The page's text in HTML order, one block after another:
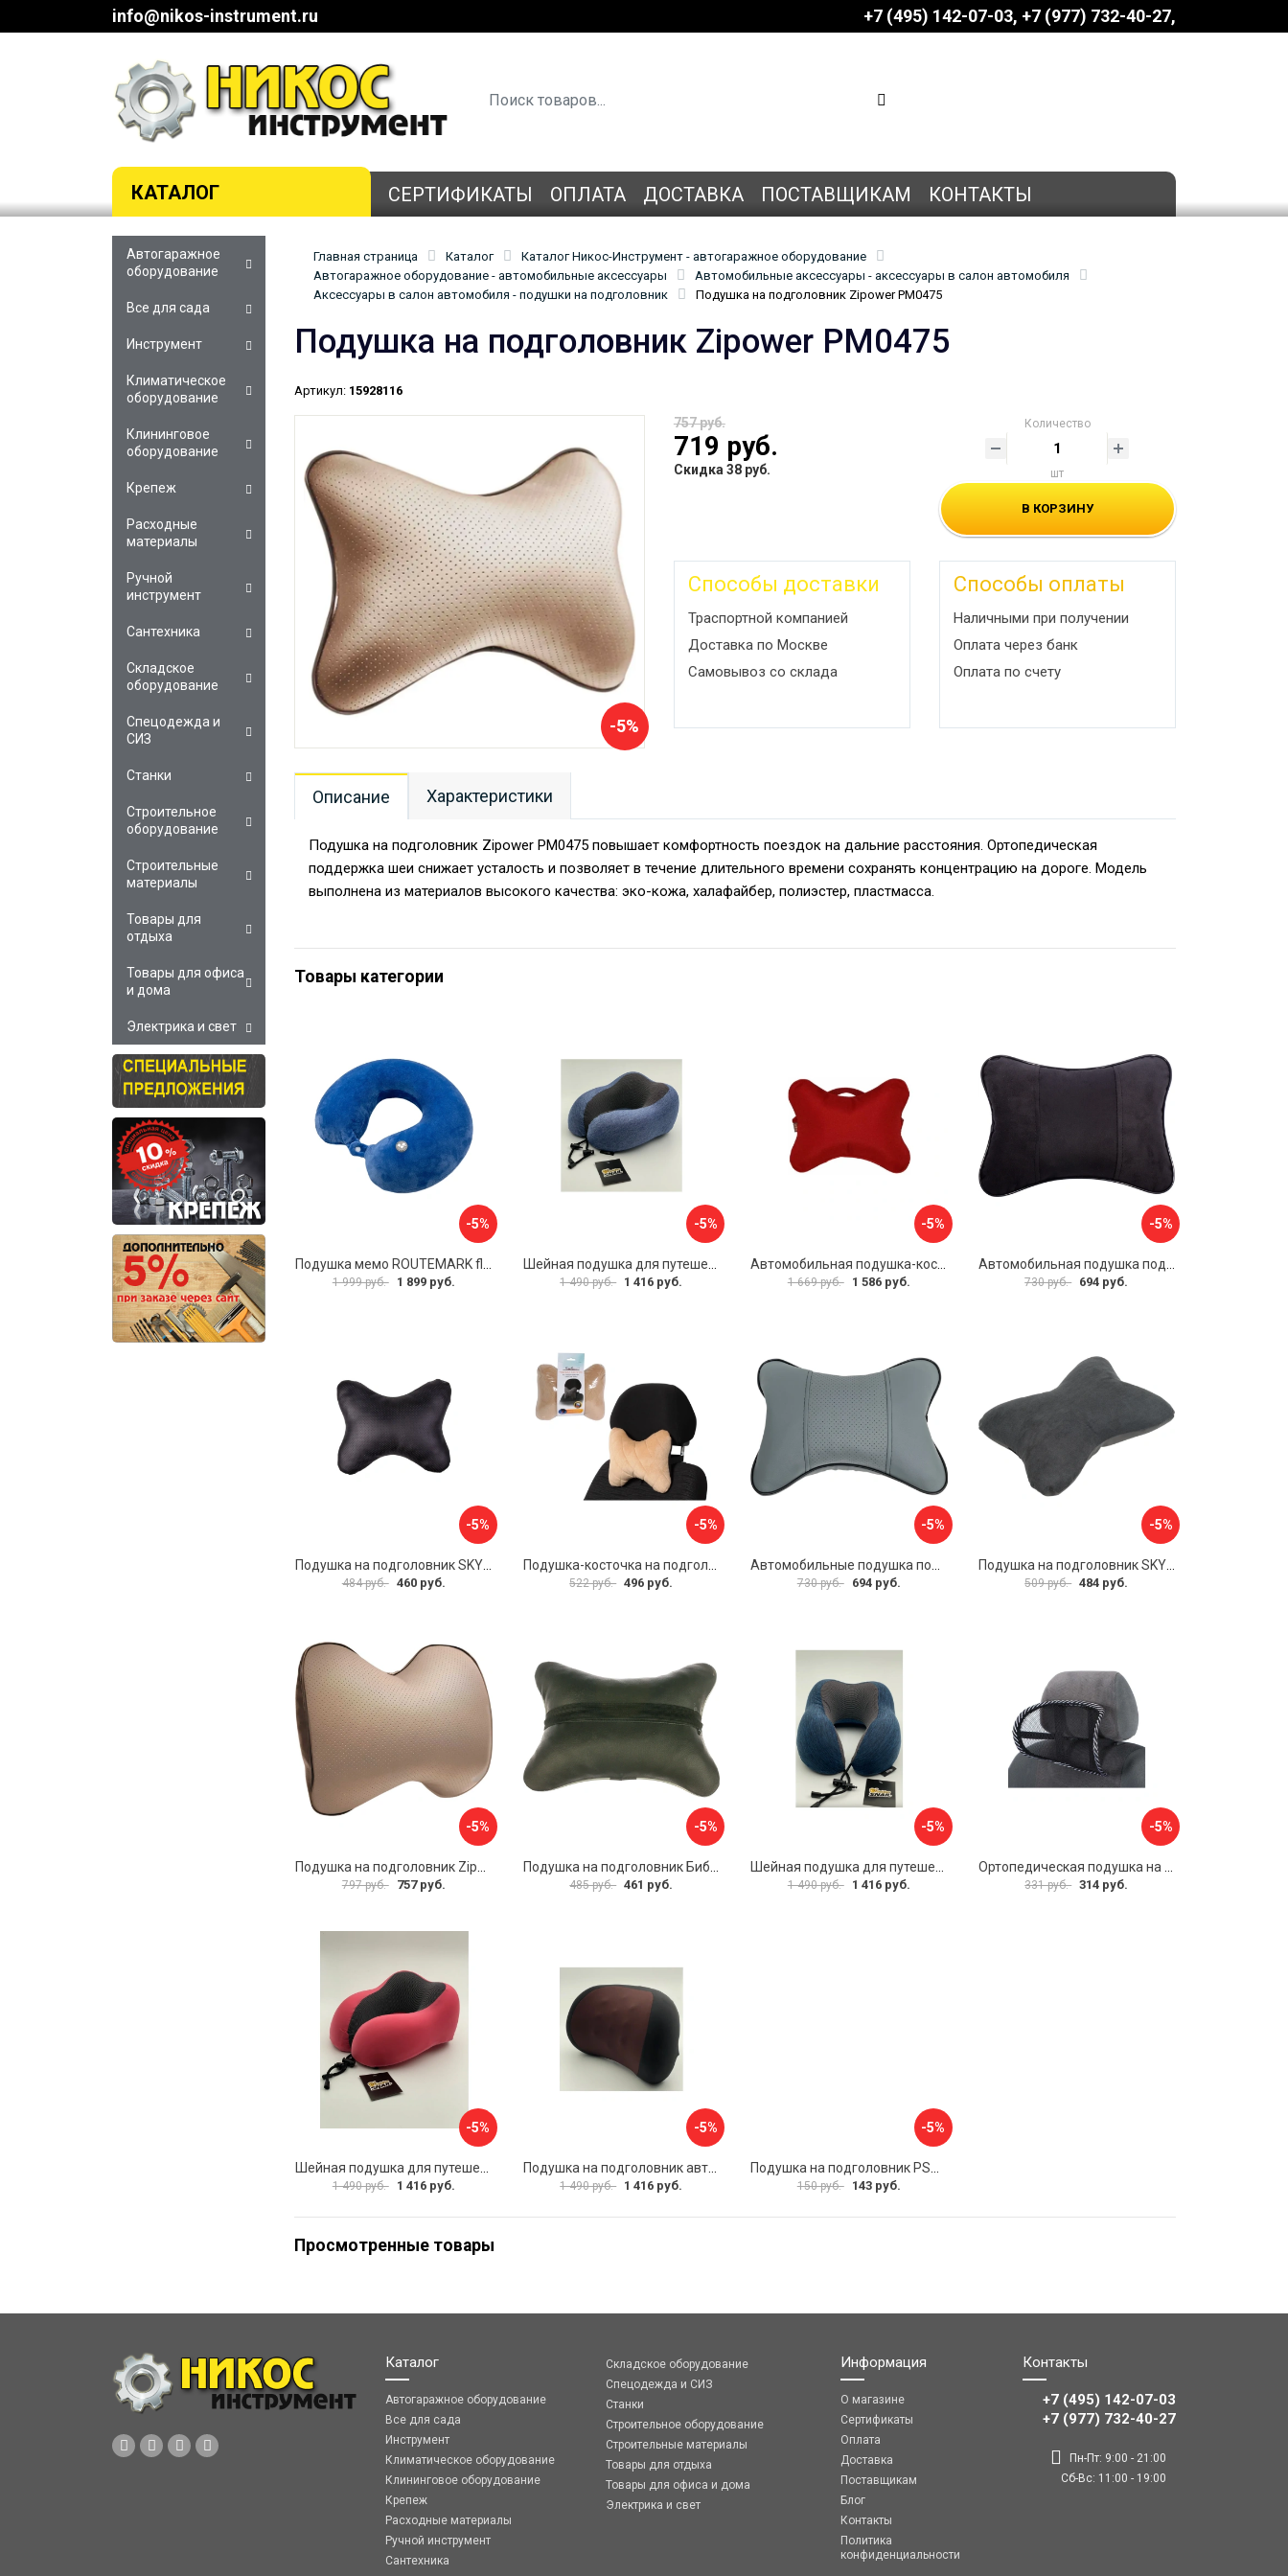
info@nikos-instrument.ru +7 (495) 142-07-03 ‎‎+7 (977) 732-40-27
КАТАЛОГ СЕРТИФИКАТЫ ОПЛАТА ДОСТАВКА ПОСТАВЩИКАМ КОНТАКТЫ
Главная страница Каталог
Каталог Никос-Инструмент - автогаражное оборудование
Автогаражное оборудование - автомобильные аксессуары
Автомобильные аксессуары - аксессуары в салон автомобиля
Аксессуары в салон автомобиля - подушки на подголовник
Подушка на подголовник Zipower PM0475
Подушка на подголовник Zipower PM0475
Артикул: 15928116
-5%
757 руб.
719 руб.
Скидка 38 руб.
Количество
шт
В КОРЗИНУ
Способы доставки
Траспортной компанией
Доставка по Москве
Самовывоз со склада
Способы оплаты
Наличными при получении
Оплата через банк
Оплата по счету
Описание Характеристики
Подушка на подголовник Zipower PM0475 повышает комфортность поездок на дальние расстояния. Ортопедическая
поддержка шеи снижает усталость и позволяет в течение длительного времени сохранять концентрацию на дороге. Модель
выполнена из материалов высокого качества: эко-кожа, халафайбер, полиэстер, пластмасса.
Товары категории
-5%
1 999 руб. 1 899 руб.
-5%
1 490 руб. 1 416 руб.
-5%
1 669 руб. 1 586 руб.
-5%
730 руб. 694 руб.
-5%
Подушка на подголовник SKYWAY S08001001
484 руб. 460 руб.
-5%
Подушка-косточка на подголовник Airline Алькантара ASP-B-03
522 руб. 496 руб.
-5%
Автомобильные подушка под шею Dollex PGL-2130
730 руб. 694 руб.
-5%
Подушка на подголовник SKYWAY S08001005
509 руб. 484 руб.
-5%
797 руб. 757 руб.
-5%
485 руб. 461 руб.
-5%
1 490 руб. 1 416 руб.
-5%
331 руб. 314 руб.
-5%
1 490 руб. 1 416 руб.
-5%
Подушка на подголовник автомобиля Golden Snail GS 0457-2 коричневый
1 490 руб. 1 416 руб.
-5%
150 руб. 143 руб.
Просмотренные товары
Автогаражное
оборудование
Все для сада
Инструмент
Климатическое
оборудование
Клининговое
оборудование
Крепеж
Расходные
материалы
Ручной
инструмент
Сантехника
Складское
оборудование
Спецодежда и
СИЗ
Станки
Строительное
оборудование
Строительные
материалы
Товары для
отдыха
Товары для офиса
и дома
Электрика и свет
Каталог
Автогаражное оборудование
Все для сада
Инструмент
Климатическое оборудование
Клининговое оборудование
Крепеж
Расходные материалы
Ручной инструмент
Сантехника
Складское оборудование
Спецодежда и СИЗ
Станки
Строительное оборудование
Строительные материалы
Товары для отдыха
Товары для офиса и дома
Электрика и свет
Информация
О магазине
Сертификаты
Оплата
Доставка
Поставщикам
Блог
Контакты
Политика
конфиденциальности
Контакты
+7 (495) 142-07-03
‎‎+7 (977) 732-40-27
Пн-Пт: 9:00 - 21:00
Сб-Вс: 11:00 - 19:00